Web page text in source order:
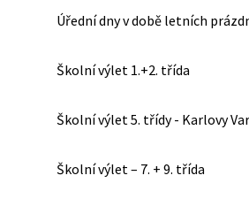
Úřední dny v době letních
Školní výlet 1.+2. třída
Školní výlet 5. třídy - Karlovy
Školní výlet – 7. + 9. třída